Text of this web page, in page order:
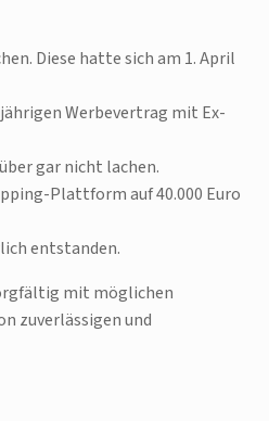
Diese hatte sich am 1. April
Werbevertrag mit Ex-
gar nicht lachen.
Plattform auf 40.000 Euro
entstanden.
mit möglichen
zuverlässigen und